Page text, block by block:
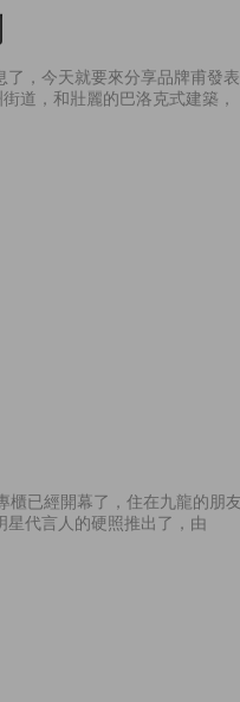
，今天就要來分享品牌甫發表
道，和壯麗的巴洛克式建築，
已經開幕了，住在九龍的朋友